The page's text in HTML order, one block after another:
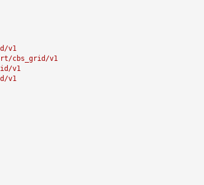
v1
cbs_grid/v1
v1
v1